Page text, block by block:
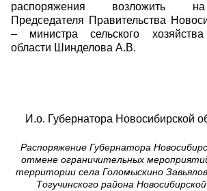
распоряжения возложить на
Председателя Правительства
– министра сельского
области Шинделова А.В.
И.о. Губернатора
Распоряжение Губернатора
отмене ограничительных
территории села Голомыскино
Тогучинского района